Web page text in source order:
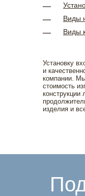
Виды
Виды
Установку
и
компании.
стоимость
конструкции
изделия и